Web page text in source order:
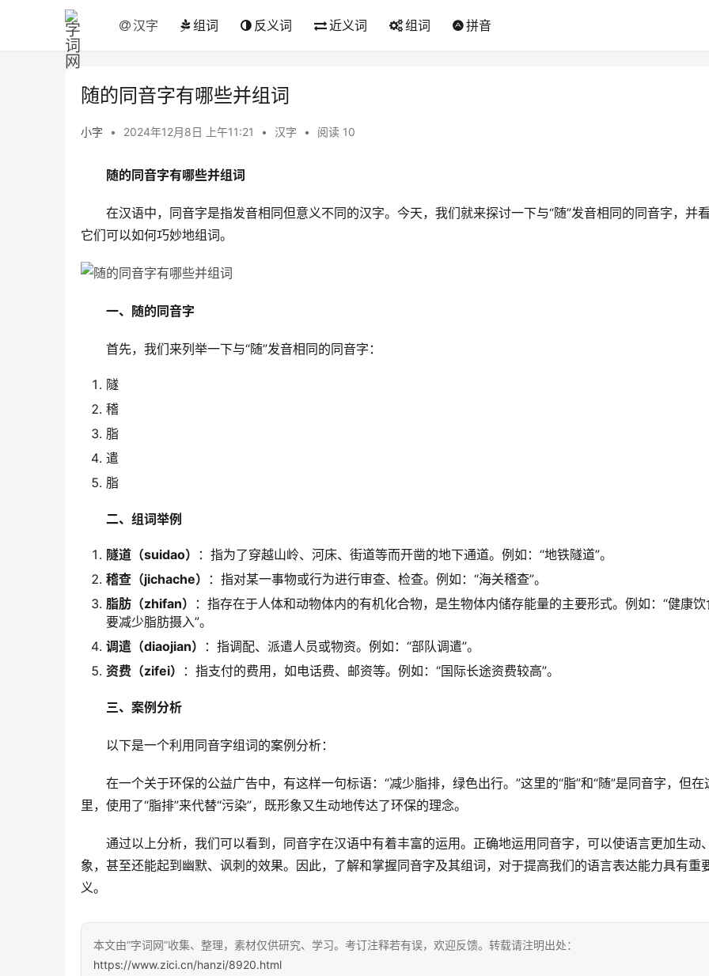
汉字 组词 反义词 近义词 组词 拼音
随的同音字有哪些并组词
小字 • 2024年12月8日 上午11:21 • 汉字 • 阅读 10
随的同音字有哪些并组词
在汉语中，同音字是指发音相同但意义不同的汉字。今天，我们就来探讨一下与“随”发音相同的同音字，并
它们可以如何巧妙地组词。
一、随的同音字
首先，我们来列举一下与“随”发音相同的同音字：
隧
稽
脂
遣
脂
二、组词举例
隧道（suidao）
：指为了穿越山岭、河床、街道等而开凿的地下通道。例如：“地铁隧道”。
稽查（jichache）
：指对某一事物或行为进行审查、检查。例如：“海关稽查”。
脂肪（zhifan）
：指存在于人体和动物体内的有机化合物，是生物体内储存能量的主要形式。例如：“健康饮
要减少脂肪摄入”。
调遣（diaojian）
：指调配、派遣人员或物资。例如：“部队调遣”。
资费（zifei）
：指支付的费用，如电话费、邮资等。例如：“国际长途资费较高”。
三、案例分析
以下是一个利用同音字组词的案例分析：
在一个关于环保的公益广告中，有这样一句标语：“减少脂排，绿色出行。”这里的“脂”和“随”是同音字，但在
里，使用了“脂排”来代替“污染”，既形象又生动地传达了环保的理念。
通过以上分析，我们可以看到，同音字在汉语中有着丰富的运用。正确地运用同音字，可以使语言更加生动
象，甚至还能起到幽默、讽刺的效果。因此，了解和掌握同音字及其组词，对于提高我们的语言表达能力具有重
义。
本文由“字词网”收集、整理，素材仅供研究、学习。考订注释若有误，欢迎反馈。转载请注明出处：
https://www.zici.cn/hanzi/8920.html